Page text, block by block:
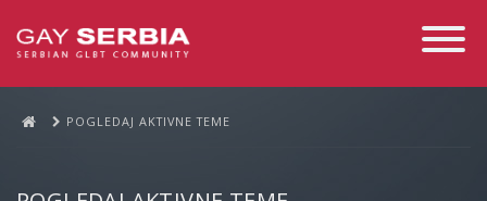
Toggle
POGLEDAJ AKTIVNE TEME